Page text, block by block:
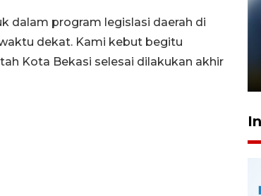
dalam program legislasi daerah di
dekat. Kami kebut begitu
Kota Bekasi selesai dilakukan akhir
Pelanggan Filaha Farm setia
sampai 8 tahan?